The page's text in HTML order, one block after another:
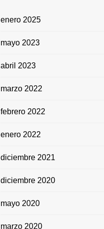
enero 2025
mayo 2023
abril 2023
marzo 2022
febrero 2022
enero 2022
diciembre 2021
diciembre 2020
mayo 2020
marzo 2020